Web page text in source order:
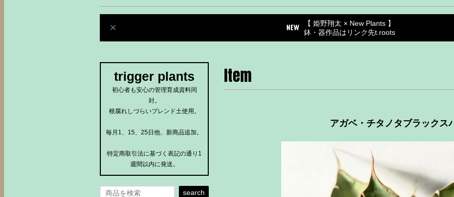
【 姫野翔太 × New Plants 】
鉢・器作品はリンク先t.roots
Item
アガベ・チタノタブラックス
trigger plants
初心者も安心の管理育成資料同
封。
根腐れしづらいブレンド土使用。
毎月1、15、25日他、新商品追加。
特定商取引法に基づく表記の通り1
週間以内に発送。
search